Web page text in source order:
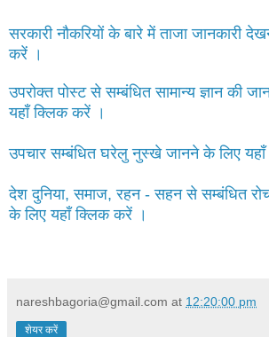
सरकारी नौकरियों के बारे में ताजा जानकारी
करें ।
उपरोक्त पोस्ट से सम्बंधित सामान्य ज्ञान की
यहाँ क्लिक करें ।
उपचार सम्बंधित घरेलु नुस्खे जानने के लिए
देश दुनिया, समाज, रहन - सहन से सम्बंधित
के लिए यहाँ क्लिक करें ।
nareshbagoria@gmail.com at 12:20:00 pm
शेयर करें